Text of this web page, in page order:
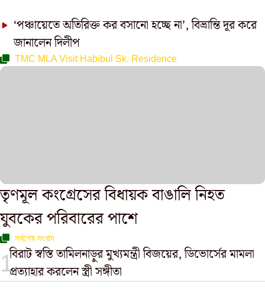
‘পঞ্চায়েতে অতিরিক্ত কর বসানো হচ্ছে না’, বিভ্রান্তি দূর করে
জানালেন দিলীপ
TMC MLA Visit Habibul Sk. Residence
তৃণমূল কংগ্রেসের বিধায়ক বাঙালি নিহত
যুবকের পরিবারের পাশে
সর্বশেষ সংবাদ
বিরাট স্বস্তি তামিলনাড়ুর মুখ্যমন্ত্রী বিজয়ের, ডিভোর্সের মামলা
প্রত্যাহার করলেন স্ত্রী সঙ্গীতা